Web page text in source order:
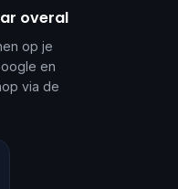
overal
op je
en
via de